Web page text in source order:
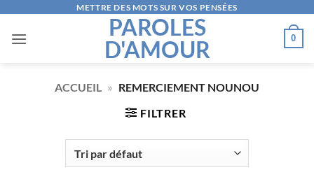
contenu
METTRE DES MOTS SUR VOS PENSÉES
PAROLES
D'AMOUR
0
ACCUEIL » REMERCIEMENT NOUNOU
FILTRER